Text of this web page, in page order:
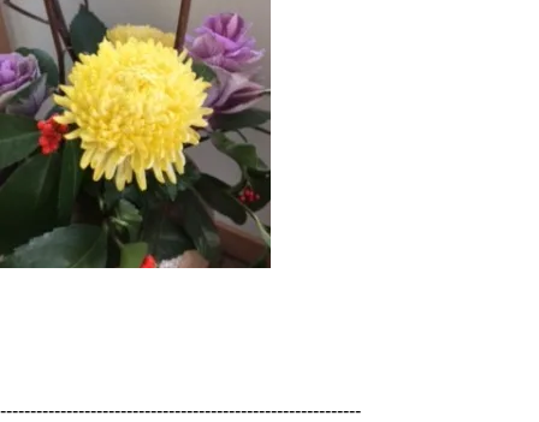
------------------------------------------------------------